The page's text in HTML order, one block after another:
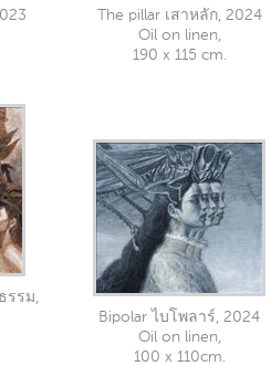
The pillar เสาหลัก, 2024
Oil on linen,
190 x 115 cm.
รรม,
Bipolar ไบโพลาร์, 2024
Oil on linen,
100 x 110cm.